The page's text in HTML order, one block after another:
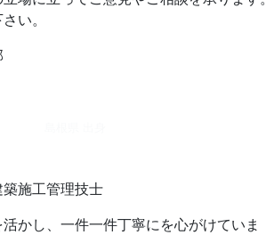
い。
施工管理技士
かし、一件一件丁寧にを心がけていま